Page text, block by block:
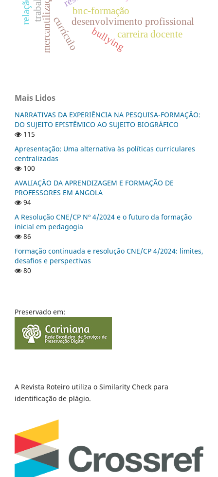
desenvolvimento profissional
currículo
mercantilização bullying
bnc-formação
carreira docente
Mais Lidos
NARRATIVAS DA EXPERIÊNCIA NA PESQUISA-FORMAÇÃO:
DO SUJEITO EPISTÊMICO AO SUJEITO BIOGRÁFICO
115
Apresentação: Uma alternativa às políticas curriculares
centralizadas
100
AVALIAÇÃO DA APRENDIZAGEM E FORMAÇÃO DE
PROFESSORES EM ANGOLA
94
A Resolução CNE/CP Nº 4/2024 e o futuro da formação
inicial em pedagogia
86
Formação continuada e resolução CNE/CP 4/2024: limites,
desafios e perspectivas
80
Preservado em:
A Revista Roteiro utiliza o Similarity Check para
identificação de plágio.